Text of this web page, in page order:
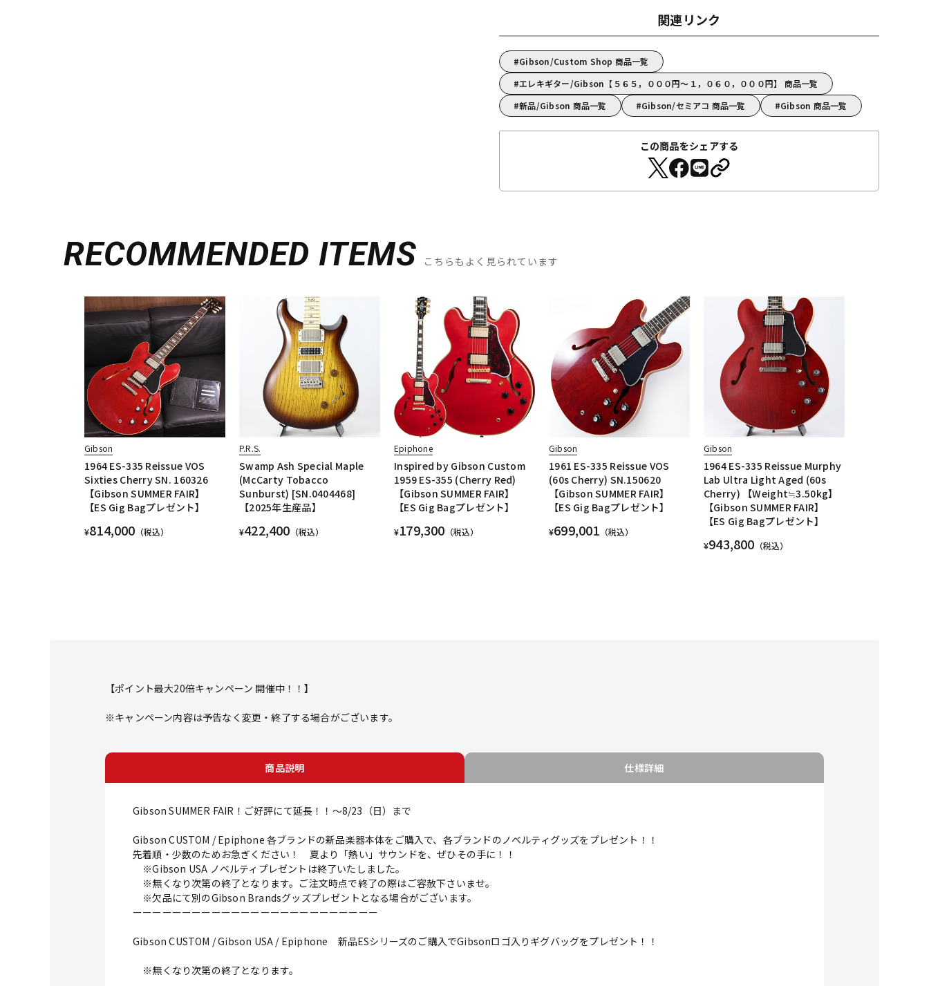
関連リンク
Gibson/Custom Shop 商品一覧
エレキギター/Gibson【５６５，０００円～１，０６０，０００円】 商品一覧
新品/Gibson 商品一覧
Gibson/セミアコ 商品一覧 Gibson 商品一覧
この商品をシェアする
RECOMMENDED ITEMS こちらもよく見られています
Gibson
1964 ES-335 Reissue VOS
Sixties Cherry SN. 160326
【Gibson SUMMER FAIR】
【ES Gig Bagプレゼント】
¥814,000 （税込）
P.R.S.
Swamp Ash Special Maple
(McCarty Tobacco
Sunburst) [SN.0404468]
【2025年生産品】
¥422,400 （税込）
Epiphone
Inspired by Gibson Custom
1959 ES-355 (Cherry Red)
【Gibson SUMMER FAIR】
【ES Gig Bagプレゼント】
¥179,300 （税込）
Gibson
1961 ES-335 Reissue VOS
(60s Cherry) SN.150620
【Gibson SUMMER FAIR】
【ES Gig Bagプレゼント】
¥699,001 （税込）
Gibson
1964 ES-335 Reissue Murphy
Lab Ultra Light Aged (60s
Cherry) 【Weight≒3.50kg】
【Gibson SUMMER FAIR】
【ES Gig Bagプレゼント】
¥943,800 （税込）
【ポイント最大20倍キャンペーン 開催中！！】
※キャンペーン内容は予告なく変更・終了する場合がございます。
商品説明 仕様詳細
Gibson SUMMER FAIR！ご好評にて延長！！～8/23（日）まで
Gibson CUSTOM / Epiphone 各ブランドの新品楽器本体をご購入で、各ブランドのノベルティグッズをプレゼント！！
先着順・少数のためお急ぎください！ 夏より「熱い」サウンドを、ぜひその手に！！
※Gibson USA ノベルティプレゼントは終了いたしました。
※無くなり次第の終了となります。ご注文時点で終了の際はご容赦下さいませ。
※欠品にて別のGibson Brandsグッズプレゼントとなる場合がございます。
ーーーーーーーーーーーーーーーーーーーーーーーーー
Gibson CUSTOM / Gibson USA / Epiphone 新品ESシリーズのご購入でGibsonロゴ入りギグバッグをプレゼント！！
※無くなり次第の終了となります。